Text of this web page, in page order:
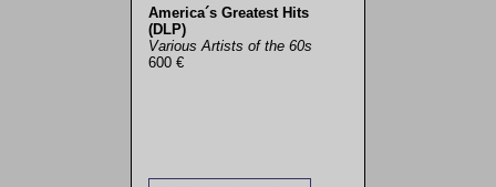
America´s Greatest Hits
(DLP)
Various Artists of the 60s
600 €